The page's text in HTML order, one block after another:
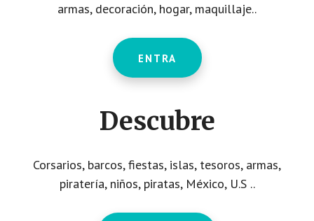
armas, decoración, hogar, maquillaje..
ENTRA
Descubre
Corsarios, barcos, fiestas, islas, tesoros, armas,
piratería, niños, piratas, México, U.S ..